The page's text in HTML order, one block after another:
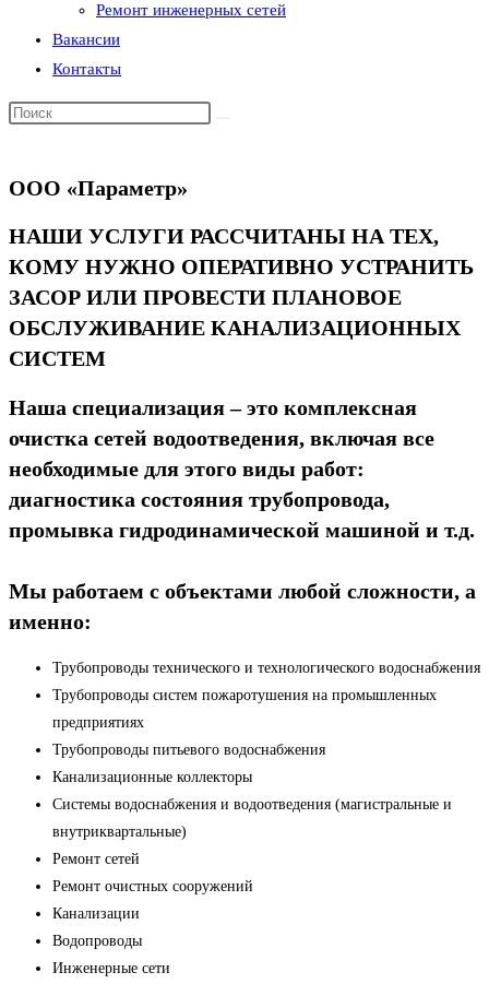
Ремонт инженерных сетей
Вакансии
Контакты
ООО «Параметр»
НАШИ УСЛУГИ РАССЧИТАНЫ НА ТЕХ,
КОМУ НУЖНО ОПЕРАТИВНО УСТРАНИТЬ
ЗАСОР ИЛИ ПРОВЕСТИ ПЛАНОВОЕ
ОБСЛУЖИВАНИЕ КАНАЛИЗАЦИОННЫХ
СИСТЕМ
Наша специализация – это комплексная
очистка сетей водоотведения, включая все
необходимые для этого виды работ:
диагностика состояния трубопровода,
промывка гидродинамической машиной и т.д.
Мы работаем с объектами любой сложности, а
именно:
Трубопроводы технического и технологического водоснабжения
Трубопроводы систем пожаротушения на промышленных
предприятиях
Трубопроводы питьевого водоснабжения
Канализационные коллекторы
Системы водоснабжения и водоотведения (магистральные и
внутриквартальные)
Ремонт сетей
Ремонт очистных сооружений
Канализации
Водопроводы
Инженерные сети